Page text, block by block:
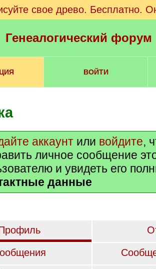
свое древо. Бесплатно.
Генеалогический
ВОЙТИ
аккаунт или войдите,
личное сообщение
и увидеть его
данные